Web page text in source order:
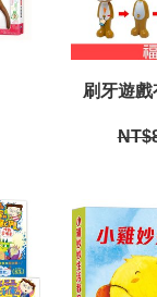
刷牙遊戲